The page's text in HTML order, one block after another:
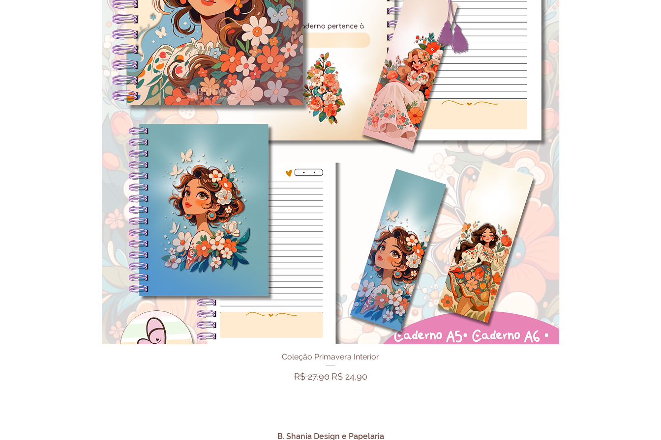
Visualização rápida
Coleção Primavera Interior
Preço normal
R$ 27,90 Preço promocional
R$ 24,90
B. Shania Design e Papelaria